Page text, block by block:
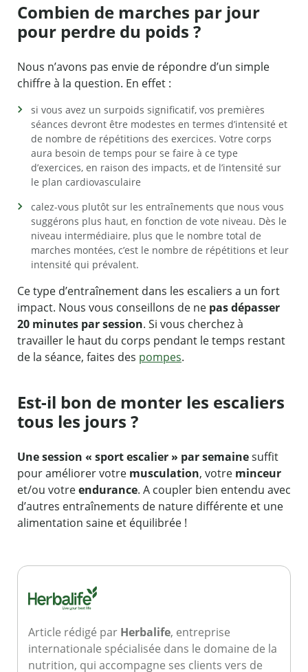
Combien de marches par jour
pour perdre du poids ?
Nous n’avons pas envie de répondre d’un simple
chiffre à la question. En effet :
si vous avez un surpoids significatif, vos premières
séances devront être modestes en termes d’intensité et
de nombre de répétitions des exercices. Votre corps
aura besoin de temps pour se faire à ce type
d’exercices, en raison des impacts, et de l’intensité sur
le plan cardiovasculaire
calez-vous plutôt sur les entraînements que nous vous
suggérons plus haut, en fonction de vote niveau. Dès le
niveau intermédiaire, plus que le nombre total de
marches montées, c’est le nombre de répétitions et leur
intensité qui prévalent.
Ce type d’entraînement dans les escaliers a un fort
impact. Nous vous conseillons de ne pas dépasser
20 minutes par session. Si vous cherchez à
travailler le haut du corps pendant le temps restant
de la séance, faites des pompes.
Est-il bon de monter les escaliers
tous les jours ?
Une session « sport escalier » par semainesuffit
pour améliorer votre musculation, votre minceur
et/ou votreendurance. A coupler bien entendu avec
d’autres entraînements de nature différente et une
alimentation saine et équilibrée !
Article rédigé par Herbalife, entreprise
internationale spécialisée dans le domaine de la
nutrition, qui accompagne ses clients vers de